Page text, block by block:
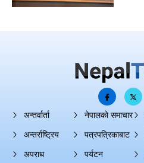
अन्तर्वार्ता
अन्तर्राष्ट्रिय
अपराध
नेपालको समाचार
पत्रपत्रिकाबाट
पर्यटन